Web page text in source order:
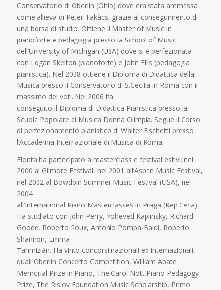
Conservatorio di Oberlin (Ohio) dove era stata ammessa
come allieva di Peter Takàcs, grazie al conseguimento di
una borsa di studio. Ottiene il Master of Music in
pianoforte e pedagogia presso la School of Music
dell’University of Michigan (USA) dove si è perfezionata
con Logan Skelton (pianoforte) e John Ellis (pedagogia
pianistica). Nel 2008 ottiene il Diploma di Didattica della
Musica presso il Conservatorio di S.Cecilia in Roma con il
massimo dei voti. Nel 2006 ha
conseguito il Diploma di Didattica Pianistica presso la
Scuola Popolare di Musica Donna Olimpia. Segue il Corso
di perfezionamento pianistico di Walter Fischetti presso
l’Accademia Internazionale di Musica di Roma.
Flonta ha partecipato a masterclass e festival estivi: nel
2000 al Gilmore Festival, nel 2001 all’Aspen Music Festival,
nel 2002 al Bowdoin Summer Music Festival (USA), nel
2004
all’International Piano Masterclasses in Praga (Rep.Ceca).
Ha studiato con John Perry, Yoheved Kaplinsky, Richard
Goode, Roberto Roux, Antonio Pompa-Baldi, Roberto
Shannon, Emma
Tahmiziàn. Ha vinto concorsi nazionali ed internazionali,
quali Oberlin Concerto Competition, William Abate
Memorial Prize in Piano, The Carol Nott Piano Pedagogy
Prize, The Rislov Foundation Music Scholarship, Primo